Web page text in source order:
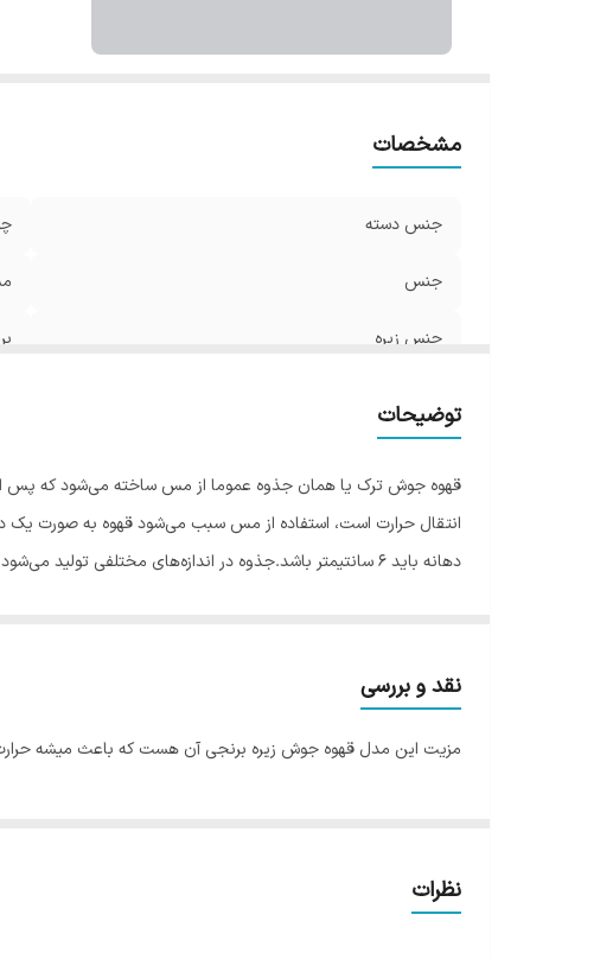
مشخصات
جنس دسته
جنس
جنس زیره
توضیحات
قهوه جوش ترک یا همان جذوه عموما از مس ساخته می‌شود که پس از
دهانه باید 6 سانتیمتر باشد.جذوه در اندازه‌های مختلفی
پهن است و قسمت گلویی آن باریک می‌شود، کف قهوه پس از بالا
نقد و بررسی
مزیت این مدل قهوه جوش زیره برنجی آن هست که باعث میشه
نظرات